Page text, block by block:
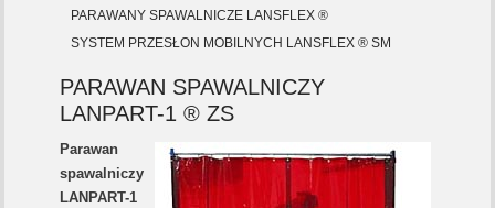
PARAWANY SPAWALNICZE LANSFLEX ®
SYSTEM PRZESŁON MOBILNYCH LANSFLEX ® SM
PARAWAN SPAWALNICZY
LANPART-1 ® ZS
Parawan
spawalniczy
LANPART-1